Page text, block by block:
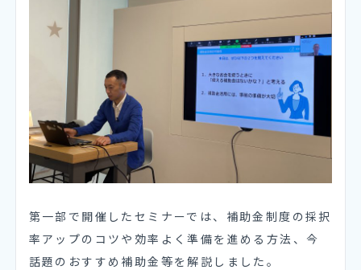
第一部で開催したセミナーでは、補助金制度の採択
率アップのコツや効率よく準備を進める方法、今
話題のおすすめ補助金等を解説しました。